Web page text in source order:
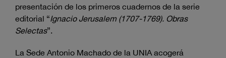
presentación de los primeros cuadernos de la serie
editorial “Ignacio Jerusalem (1707-1769). Obras
Selectas”.
La Sede Antonio Machado de la UNIA acogerá